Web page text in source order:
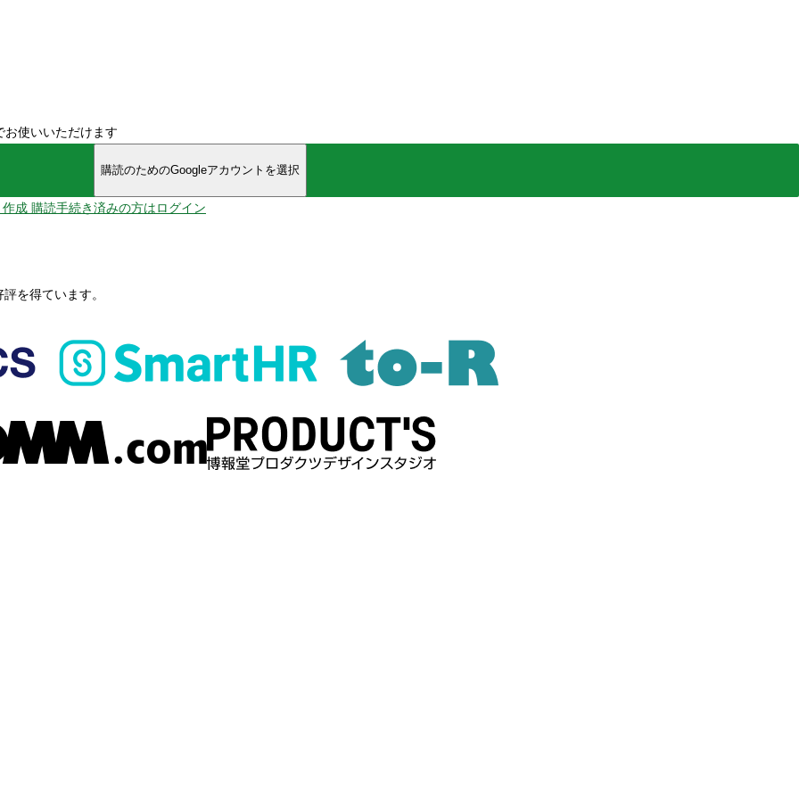
使いいただけます
購読のためのGoogleアカウントを選択
成 購読手続き済みの方はログイン
を得ています。